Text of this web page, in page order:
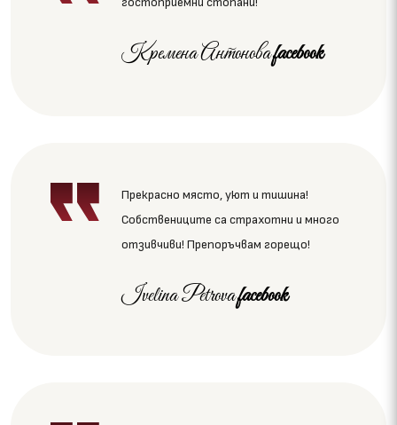
Кремена Антоноваfacebook
Прекрасно място, уют и тишина!
Собствениците са страхотни и много
отзивчиви! Препоръчвам горещо!
Ivelina Petrovafacebook